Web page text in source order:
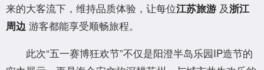
来的大客流下，维持品质体验，让每位江苏旅游 及浙江
周边 游客都能享受顺畅旅程。
此次“五一赛博狂欢节”不仅是阳澄半岛乐园IP造节的